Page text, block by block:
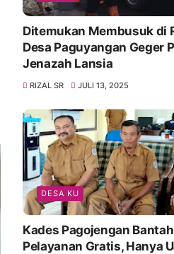
Ditemukan Membusuk di
Desa Paguyangan Geger
Jenazah Lansia
RIZAL SR JULI 13, 2025
DESA KU
Kades Pagojengan
Pelayanan Gratis, Hanya